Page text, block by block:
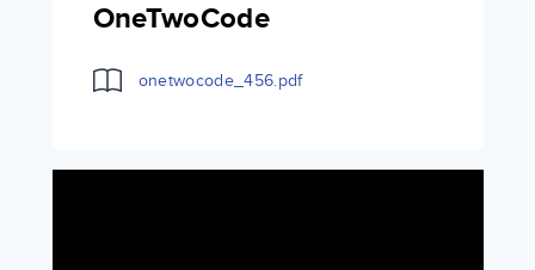
OneTwoCode
onetwocode_456.pdf